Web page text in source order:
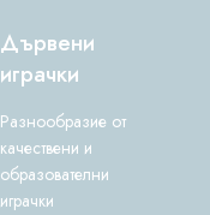
Дървени
играчки
Разнообразие от
качествени и
образователни
играчки